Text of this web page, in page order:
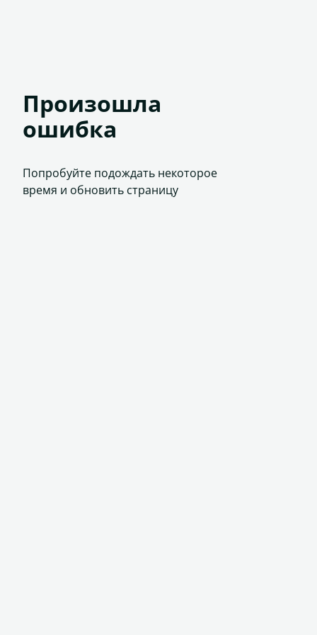
Произошла
ошибка
Попробуйте подождать некоторое
время и обновить страницу